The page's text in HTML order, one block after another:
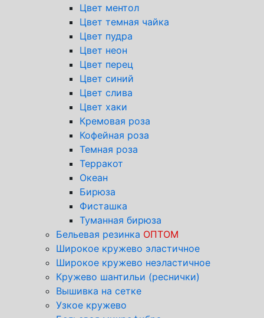
Цвет ментол
Цвет темная чайка
Цвет пудра
Цвет неон
Цвет перец
Цвет синий
Цвет слива
Цвет хаки
Кремовая роза
Кофейная роза
Темная роза
Терракот
Океан
Бирюза
Фисташка
Туманная бирюза
Бельевая резинка ОПТОМ
Широкое кружево эластичное
Широкое кружево неэластичное
Кружево шантильи (реснички)
Вышивка на сетке
Узкое кружево